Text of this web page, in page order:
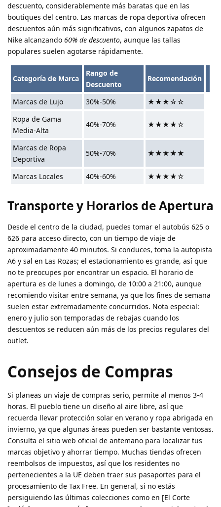
descuento, considerablemente más baratas que en las
boutiques del centro. Las marcas de ropa deportiva ofrecen
descuentos aún más significativos, con algunos zapatos de
Nike alcanzando 60% de descuento, aunque las tallas
populares suelen agotarse rápidamente.
Categoría de Marca
Rango de
Descuento
Recomendación
Marcas de Lujo 30%-50%
★★★☆☆
Ropa de Gama
Media-Alta
40%-70% ★★★★☆
Marcas de Ropa
Deportiva
50%-70% ★★★★★
Marcas Locales 40%-60% ★★★★☆
Transporte y Horarios de Apertura
Desde el centro de la ciudad, puedes tomar el autobús 625 o
626 para acceso directo, con un tiempo de viaje de
aproximadamente 40 minutos. Si conduces, toma la autopista
A6 y sal en Las Rozas; el estacionamiento es grande, así que
no te preocupes por encontrar un espacio. El horario de
apertura es de lunes a domingo, de 10:00 a 21:00, aunque
recomiendo visitar entre semana, ya que los fines de semana
suelen estar extremadamente concurridos. Nota especial:
enero y julio son temporadas de rebajas cuando los
descuentos se reducen aún más de los precios regulares del
outlet.
Consejos de Compras
Si planeas un viaje de compras serio, permite al menos 3-4
horas. El pueblo tiene un diseño al aire libre, así que
recuerda llevar protección solar en verano y ropa abrigada en
invierno, ya que algunas áreas pueden ser bastante ventosas.
Consulta el sitio web oficial de antemano para localizar tus
marcas objetivo y ahorrar tiempo. Muchas tiendas ofrecen
reembolsos de impuestos, así que los residentes no
pertenecientes a la UE deben traer sus pasaportes para el
procesamiento de Tax Free. En general, si no estás
persiguiendo las últimas colecciones como en [El Corte